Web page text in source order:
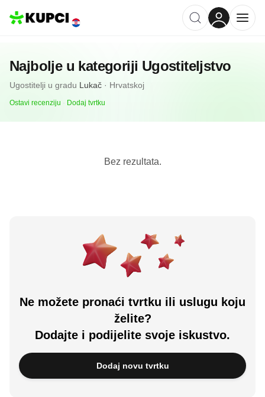
Najbolje u kategoriji Ugostiteljstvo
Ugostitelji u gradu Lukač · Hrvatskoj
Ostavi recenziju Dodaj tvrtku
Bez rezultata.
Ne možete pronaći tvrtku ili uslugu koju
želite?
Dodajte i podijelite svoje iskustvo.
Dodaj novu tvrtku